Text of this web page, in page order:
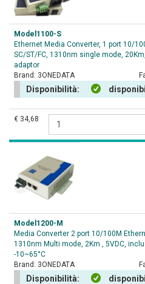
Model1100-S
Ethernet Media Converter, 1 port 10/
SC/ST/FC, 1310nm single mode,
adaptor
Brand: 3ONEDATA
Disponibilità:
€ 34,68
Model1200-M
Media Converter 2 port 10/100M
1310nm Multi mode, 2Km , 5VDC,
-10~65°C
Brand: 3ONEDATA
Disponibilità: